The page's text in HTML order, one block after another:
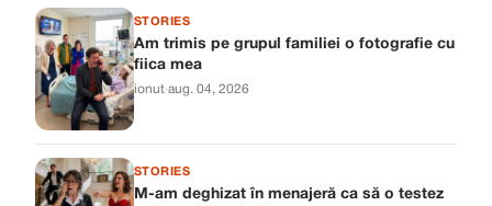
STORIES
Am trimis pe grupul familiei o fotografie cu
fiica mea
ionut·aug. 04, 2026
STORIES
M-am deghizat în menajeră ca să o testez